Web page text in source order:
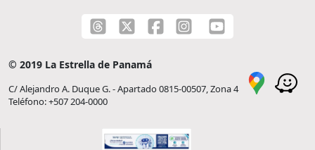
© 2019 La Estrella de Panamá
C/ Alejandro A. Duque G. - Apartado 0815-00507, Zona 4
Teléfono: +507 204-0000